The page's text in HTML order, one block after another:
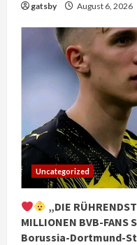
gatsby August 6, 2026
Uncategorized
„DIE
MILLIONEN BVB-FANS
Borussia-Dortmund-